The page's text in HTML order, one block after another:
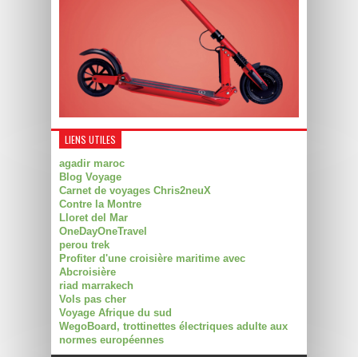
LIENS UTILES
agadir maroc
Blog Voyage
Carnet de voyages Chris2neuX
Contre la Montre
Lloret del Mar
OneDayOneTravel
perou trek
Profiter d'une croisière maritime avec
Abcroisière
riad marrakech
Vols pas cher
Voyage Afrique du sud
WegoBoard, trottinettes électriques adulte aux
normes européennes